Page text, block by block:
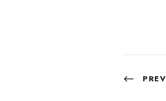
PREV